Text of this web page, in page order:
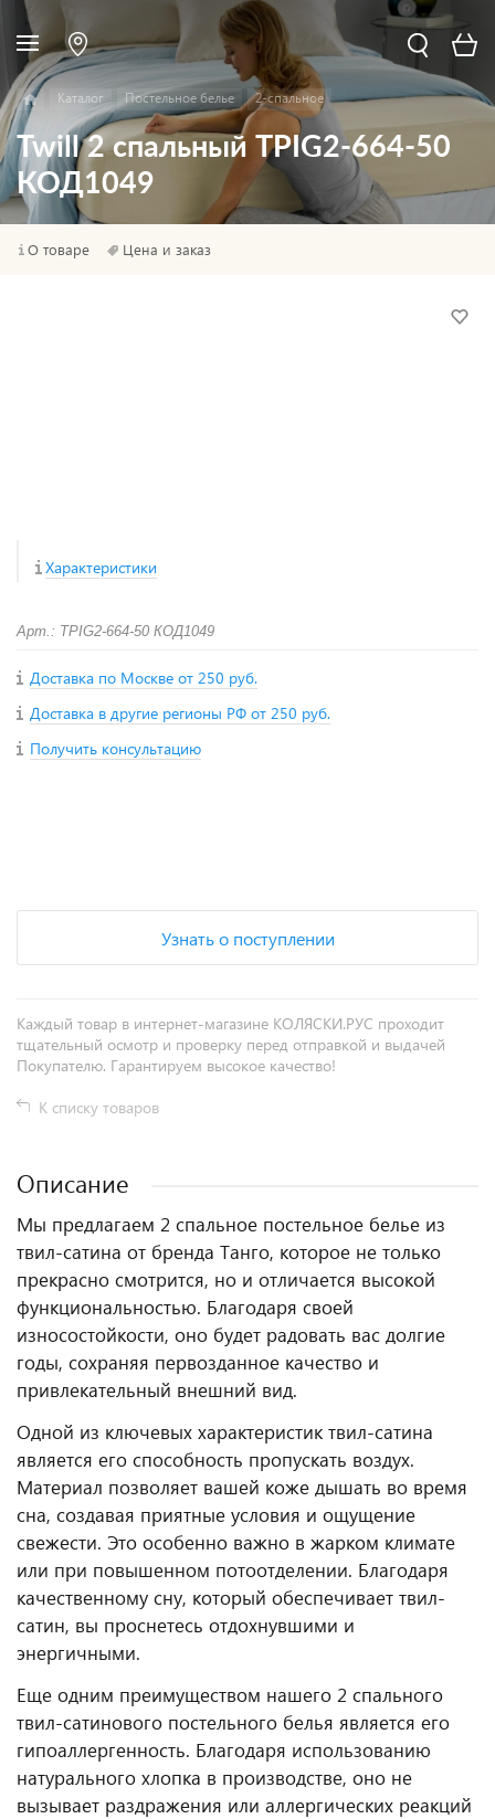
Каталог Постельное белье 2-спальное
Twill 2 спальный TPIG2-664-50
КОД1049
О товаре Цена и заказ
Характеристики
Арт.: TPIG2-664-50 КОД1049
Доставка по Москве от 250 руб.
Доставка в другие регионы РФ от 250 руб.
Получить консультацию
Узнать о поступлении
Каждый товар в интернет-магазине КОЛЯСКИ.РУС проходит
тщательный осмотр и проверку перед отправкой и выдачей
Покупателю. Гарантируем высокое качество!
К списку товаров
Описание
Мы предлагаем 2 спальное постельное белье из
твил-сатина от бренда Танго, которое не только
прекрасно смотрится, но и отличается высокой
функциональностью. Благодаря своей
износостойкости, оно будет радовать вас долгие
годы, сохраняя первозданное качество и
привлекательный внешний вид.
Одной из ключевых характеристик твил-сатина
является его способность пропускать воздух.
Материал позволяет вашей коже дышать во время
сна, создавая приятные условия и ощущение
свежести. Это особенно важно в жарком климате
или при повышенном потоотделении. Благодаря
качественному сну, который обеспечивает твил-
сатин, вы проснетесь отдохнувшими и
энергичными.
Еще одним преимуществом нашего 2 спального
твил-сатинового постельного белья является его
гипоаллергенность. Благодаря использованию
натурального хлопка в производстве, оно не
вызывает раздражения или аллергических реакций